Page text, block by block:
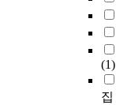
(1)
집